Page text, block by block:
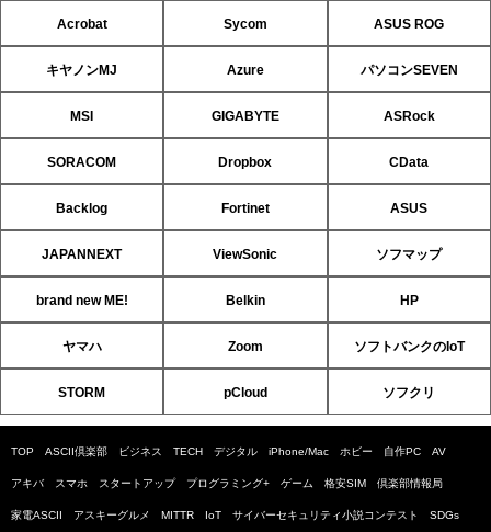
Acrobat Sycom ASUS ROG
キヤノンMJ Azure パソコンSEVEN
MSI GIGABYTE ASRock
SORACOM Dropbox CData
Backlog Fortinet ASUS
JAPANNEXT ViewSonic ソフマップ
brand new ME! Belkin HP
ヤマハ Zoom ソフトバンクのIoT
STORM pCloud ソフクリ
TOP ASCII倶楽部 ビジネス TECH デジタル iPhone/Mac ホビー 自作PC AV
アキバ スマホ スタートアップ プログラミング+ ゲーム 格安SIM 倶楽部情報局
家電ASCII アスキーグルメ MITTR IoT サイバーセキュリティ小説コンテスト SDGs